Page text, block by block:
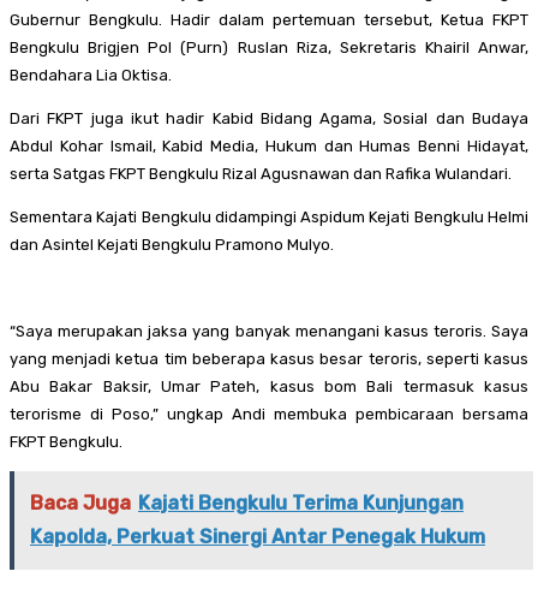
Gubernur Bengkulu. Hadir dalam pertemuan tersebut, Ketua FKPT
Bengkulu Brigjen Pol (Purn) Ruslan Riza, Sekretaris Khairil Anwar,
Bendahara Lia Oktisa.
Dari FKPT juga ikut hadir Kabid Bidang Agama, Sosial dan Budaya
Abdul Kohar Ismail, Kabid Media, Hukum dan Humas Benni Hidayat,
serta Satgas FKPT Bengkulu Rizal Agusnawan dan Rafika Wulandari.
Sementara Kajati Bengkulu didampingi Aspidum Kejati Bengkulu Helmi
dan Asintel Kejati Bengkulu Pramono Mulyo.
“Saya merupakan jaksa yang banyak menangani kasus teroris. Saya
yang menjadi ketua tim beberapa kasus besar teroris, seperti kasus
Abu Bakar Baksir, Umar Pateh, kasus bom Bali termasuk kasus
terorisme di Poso,” ungkap Andi membuka pembicaraan bersama
FKPT Bengkulu.
Baca Juga Kajati Bengkulu Terima Kunjungan
Kapolda, Perkuat Sinergi Antar Penegak Hukum